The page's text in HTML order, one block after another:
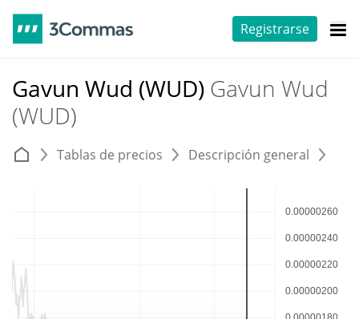
Registrarse
Gavun Wud (WUD) Gavun Wud
(WUD)
Tablas de precios Descripción general